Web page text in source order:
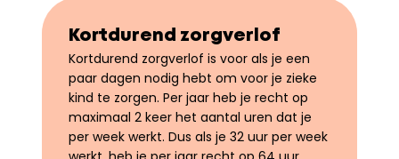
Kortdurend zorgverlof
Kortdurend zorgverlof is voor als je een
paar dagen nodig hebt om voor je zieke
kind te zorgen. Per jaar heb je recht op
maximaal 2 keer het aantal uren dat je
per week werkt. Dus als je 32 uur per week